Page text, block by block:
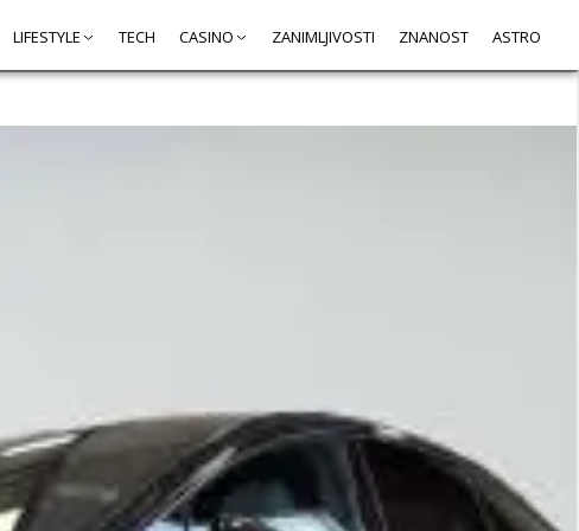
LIFESTYLE TECH CASINO ZANIMLJIVOSTI ZNANOST ASTRO